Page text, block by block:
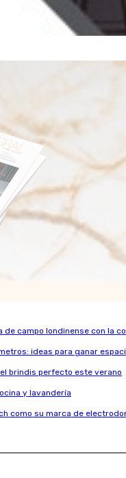
campo londinense con la
ideas para ganar
brindis perfecto este verano
y lavandería
como su marca de